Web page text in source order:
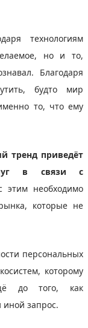
технологиям
но и то,
Благодаря
будто мир
то, что ему
тренд приведёт
в связи с
этим необходимо
которые не
персональных
которому
до того, как
иной запрос.